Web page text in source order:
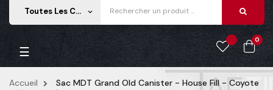
Toutes Les Catégories keyboard_arrow_down
0
Basculer
la
☰
Accueil
Sac MDT Grand Old Canister - House Fill - Coyote